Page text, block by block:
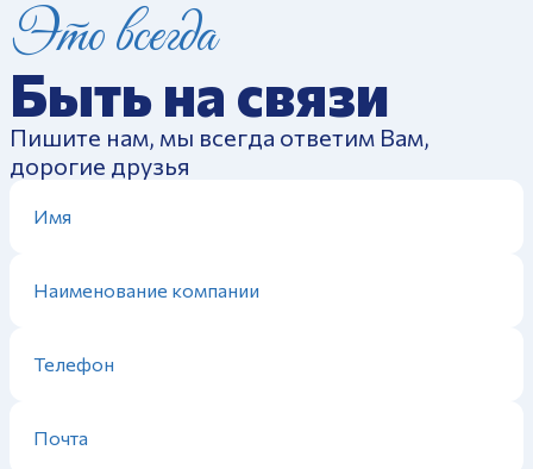
Это всегда
Быть на связи
Пишите нам, мы всегда ответим Вам,
дорогие друзья